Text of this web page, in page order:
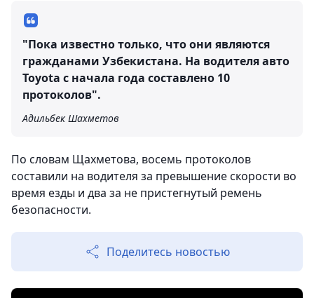
"Пока известно только, что они являются
гражданами Узбекистана. На водителя авто
Toyota с начала года составлено 10
протоколов".
Адильбек Шахметов
По словам Щахметова, восемь протоколов
составили на водителя за превышение скорости во
время езды и два за не пристегнутый ремень
безопасности.
Поделитесь новостью